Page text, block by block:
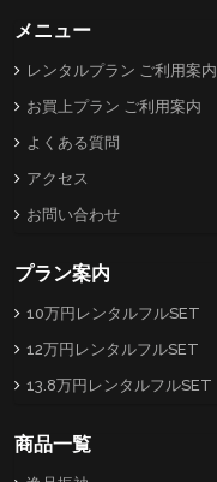
メニュー
レンタルプラン ご利用案内
お買上プラン ご利用案内
よくある質問
アクセス
お問い合わせ
プラン案内
10万円レンタルフルSET
12万円レンタルフルSET
13.8万円レンタルフルSET
商品一覧